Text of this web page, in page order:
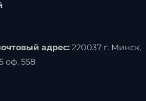
адрес:220037 г. Минск,
оф. 558